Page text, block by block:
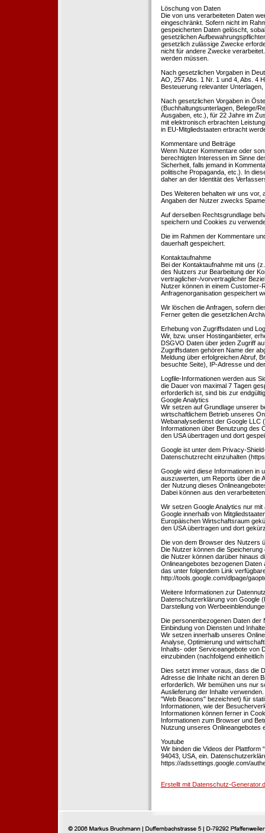
Löschung von Daten
Die von uns verarbeiteten Daten
eingeschränkt. Sofern nicht im
gespeicherten Daten gelöscht,
gesetzlichen
gesetzlich zulässige Zwecke
nicht für andere Zwecke
werden müssen.
Nach gesetzlichen Vorgaben in
AO, 257 Abs. 1 Nr. 1 und 4, Abs. 4
Besteuerung relevanter
Nach gesetzlichen Vorgaben in
(Buchhaltungsunterlagen, Belege/
Ausgaben, etc.), für 22 Jahre im
mit elektronisch erbrachten
in EU-Mitgliedstaaten erbracht
Kommentare und Beiträge
Wenn Nutzer Kommentare oder
berechtigten Interessen im Sinne
Sicherheit, falls jemand in
politische Propaganda, etc.). In
daher an der Identität des
Des Weiteren behalten wir uns vor,
Angaben der Nutzer zwecks
Auf derselben Rechtsgrundlage
speichern und Cookies zu
Die im Rahmen der Kommentare
dauerhaft gespeichert.
Kontaktaufnahme
Bei der Kontaktaufnahme mit uns
des Nutzers zur Bearbeitung der
vertraglicher-/vorvertraglicher
Nutzer können in einem Customer-
Anfragenorganisation gespeichert
Wir löschen die Anfragen, sofern
Ferner gelten die gesetzlichen
Erhebung von Zugriffsdaten und
Wir, bzw. unser Hostinganbieter,
DSGVO Daten über jeden Zugriff
Zugriffsdaten gehören Name der
Meldung über erfolgreichen Abruf,
besuchte Seite), IP-Adresse und
Logfile-Informationen werden aus
die Dauer von maximal 7 Tagen
erforderlich ist, sind bis zur
Google Analytics
Wir setzen auf Grundlage unserer
wirtschaftlichem Betrieb unseres
Webanalysedienst der Google LLC
Informationen über Benutzung des
den USA übertragen und dort
Google ist unter dem Privacy-
Datenschutzrecht einzuhalten
Google wird diese Informationen in
auszuwerten, um Reports über die
der Nutzung dieses
Dabei können aus den
Wir setzen Google Analytics nur
Google innerhalb von
Europäischen Wirtschaftsraum
den USA übertragen und dort
Die von dem Browser des Nutzers
Die Nutzer können die
die Nutzer können darüber hinaus
Onlineangebotes bezogenen
das unter folgendem Link
http://tools.google.com/dlpage/
Weitere Informationen zur
Datenschutzerklärung von Google
Darstellung von
Die personenbezogenen Daten der
Einbindung von Diensten und
Wir setzen innerhalb unseres
Analyse, Optimierung und
Inhalts- oder Serviceangebote von
einzubinden (nachfolgend
Dies setzt immer voraus, dass die
Adresse die Inhalte nicht an deren
erforderlich. Wir bemühen uns nur
Auslieferung der Inhalte
"Web Beacons" bezeichnet) für
Informationen, wie der
Informationen können ferner in
Informationen zum Browser und
Nutzung unseres Onlineangebotes
Youtube
Wir binden die Videos der Plattform
94043, USA, ein.
https://adssettings.google.com/
Erstellt mit Datenschutz-